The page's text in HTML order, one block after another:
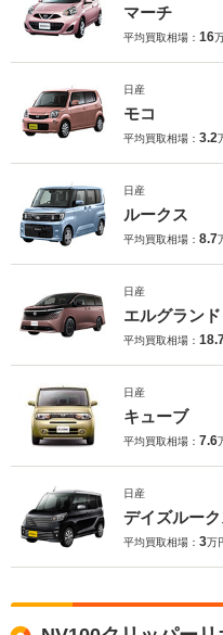
マーチ
平均買取相場： 16
日産
モコ
平均買取相場： 3.2
日産
ルークス
平均買取相場： 8.7
日産
エルグランド
平均買取相場：
日産
キューブ
平均買取相場： 7.6
日産
デイズルーク
平均買取相場： 3万